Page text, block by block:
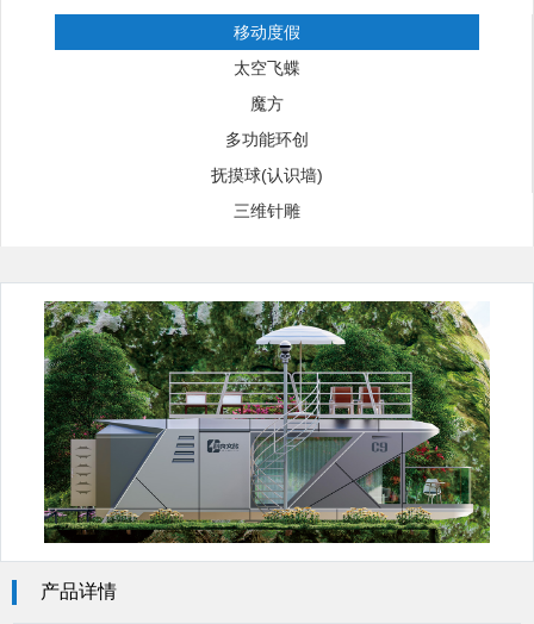
移动度假
太空飞蝶
魔方
多功能环创
抚摸球(认识墙)
三维针雕
产品详情